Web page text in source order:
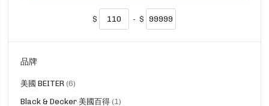
$ - $
品牌
美國 BEITER 6貨
品
Black & Decker 美國百得 1貨